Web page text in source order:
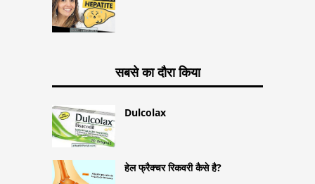
सबसे का दौरा किया
Dulcolax
हेल ​​फ्रैक्चर रिकवरी कैसे है?